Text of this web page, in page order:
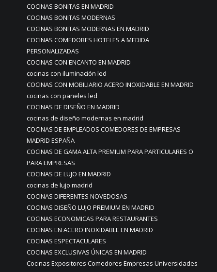
COCINAS BONITAS EN MADRID
COCINAS BONITAS MODERNAS
COCINAS BONITAS MODERNAS EN MADRID
COCINAS COMEDORES HOTELES A MEDIDA
PERSONALIZADAS
COCINAS CON ENCANTO EN MADRID
cocinas con iluminación led
COCINAS CON MOBILIARIO ACERO INOXIDABLE EN MADRID
cocinas con paneles led
COCINAS DE DISEÑO EN MADRID
cocinas de diseño modernas en madrid
COCINAS DE EMPLEADOS COMEDORES DE EMPRESAS
MADRID ESPAÑA
COCINAS DE GAMA ALTA PREMIUM PARA PARTICULARES O
PARA EMPRESAS
COCINAS DE LUJO EN MADRID
cocinas de lujo madrid
COCINAS DIFERENTES NOVEDOSAS
COCINAS DISEÑO LUJO PREMIUM EN MADRID
COCINAS ECONOMICAS PARA RESTAURANTES
COCINAS EN ACERO INOXIDABLE EN MADRID
COCINAS ESPECTACULARES
COCINAS EXCLUSIVAS ÚNICAS EN MADRID
Cocinas Expositores Comedores Empresas Universidades